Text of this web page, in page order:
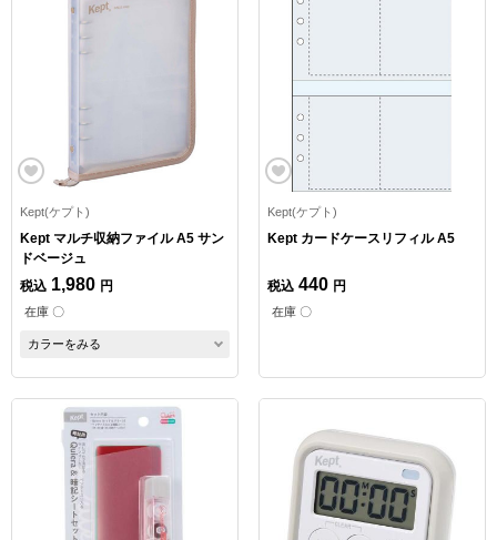
Kept(ケプト)
Kept マルチ収納ファイル A5 サン
ドベージュ
税込 1,980 円
在庫 〇
カラーをみる
Kept(ケプト)
Kept カードケースリフィル A5
税込 440 円
在庫 〇